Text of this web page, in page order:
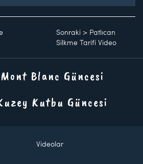
Sonraki > Patlıcan
Silkme Tarifi Video
Blanc Güncesi
Kutbu Güncesi
Videolar